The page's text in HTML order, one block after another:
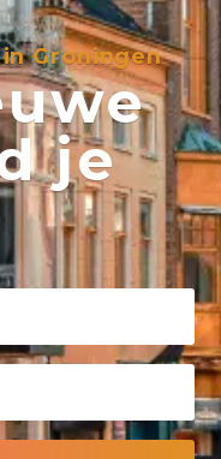
Groningen
je